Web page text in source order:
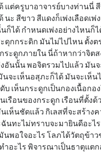
แต่ครูบาอาจารย์บางท่านนี่
นะ สีขาว สีแดงก็เพ่งเลือดเพ่
นก็ได้ กำหนดเพ่งอย่างไหนก็ไ
ดุกกระดิก มันไม่ไปไหน ตั้งต
ระดูกภายใน นี่ถ้าหากว่าจิต
อันนั้น พอจิตรวมไปแล้ว มัน
นจะเห็นอสุภะก็ได้ มันจะเห็น
บ เห็นกระดูกเป็นกองเนื้อกอ
นเรือนของกระดูก เรือนที่ตั้ง
เห็นชัดแล้ว กิเลสที่จะสร้าง
นทะไม่ทราบจะมายินดีอะไ
นพอใจอะไร โลภได้วัตถุข้า
ำอะไร พิจารณาเป็นธาตุแตก